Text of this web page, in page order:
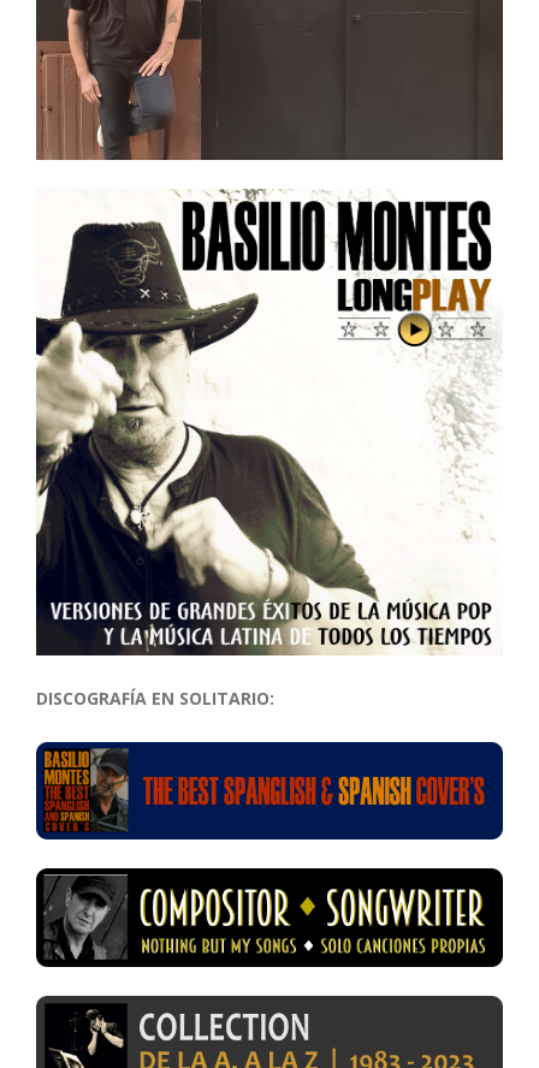
DISCOGRAFÍA EN SOLITARIO: